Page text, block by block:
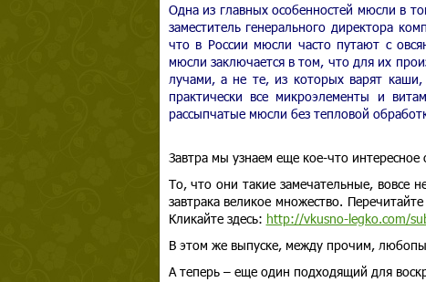
Одна из главных особенностей мюсли в
заместитель генерального директора
что в России мюсли часто путают с
мюсли заключается в том, что для их
лучами, а не те, из которых варят каши,
практически все микроэлементы и
рассыпчатые мюсли без тепловой
Завтра мы узнаем еще кое-что
То, что они такие замечательные, вовсе
завтрака великое множество.
Кликайте здесь: http://vkusno-legko.com/
В этом же выпуске, между прочим,
А теперь – еще один подходящий для